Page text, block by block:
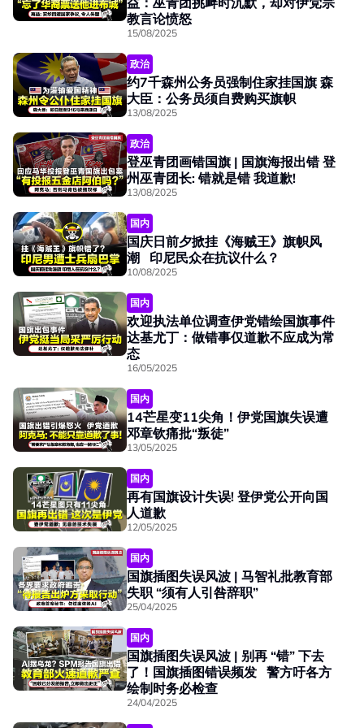
教言论愤怒
15/08/2025
政治
约7千森州公务员强制住家挂国旗 森
大臣：公务员须自费购买旗帜
13/08/2025
政治
登巫青团画错国旗 | 国旗海报出错 登
州巫青团长: 错就是错 我道歉!
13/08/2025
国内
国庆日前夕掀挂《海贼王》旗帜风
潮 印尼民众在抗议什么？
10/08/2025
国内
欢迎执法单位调查伊党错绘国旗事件
达基尤丁：做错事仅道歉不应成为常
态
16/05/2025
国内
14芒星变11尖角！伊党国旗失误遭
邓章钦痛批“叛徒”
13/05/2025
国内
再有国旗设计失误! 登伊党公开向国
人道歉
12/05/2025
国内
国旗插图失误风波 | 马智礼批教育部
失职 “须有人引咎辞职”
25/04/2025
国内
国旗插图失误风波 | 别再 “错” 下去
了！国旗插图错误频发 警方吁各方
绘制时务必检查
24/04/2025